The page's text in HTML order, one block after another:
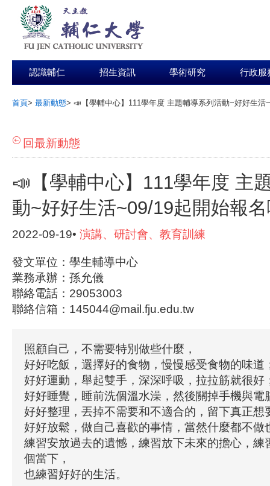
認識輔仁 招生資訊 學術研究 行政服
首頁> 最新動態> 📣【學輔中心】111學年度 主題輔導系列活動~好好生活
回最新動態
📣【學輔中心】111學年度 主
動~好好生活~09/19起開始報
2022-09-19• 演講、研討會、教育訓練
發文單位：學生輔導中心
業務承辦：孫允儀
聯絡電話：29053003
聯絡信箱：145044@mail.fju.edu.tw
照顧自己，不需要特別做些什麼，
好好吃飯，選擇好的食物，慢慢感受食物的味道
好好運動，舉起雙手，深深呼吸，拉拉筋就很好
好好睡覺，睡前洗個溫水澡，然後關掉手機與電
好好整理，丟掉不需要和不適合的，留下真正想
好好放鬆，做自己喜歡的事情，當然什麼都不做
練習安放過去的遺憾，練習放下未來的擔心，練
個當下，
也練習好好的生活。